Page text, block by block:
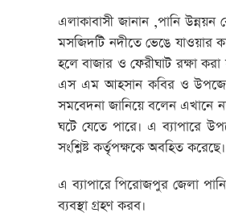
এলাকাবাসী জানান ,পানি
মসজিদটি নদীতে ভেঙে যাওয়ার
হলে বাজার ও ফেরীঘাট রক্ষা
এস এম আহসান কবির ও উপজেলা
সমবেদনা জানিয়ে বলেন এখানে
ঘটে যেতে পারে। এ ব্যাপারে
সংশ্লিষ্ট কর্তৃপক্ষকে অবহিত করেছে।
এ ব্যাপারে পিরোজপুর জেলা
ব্যবস্থা গ্রহণ করব।